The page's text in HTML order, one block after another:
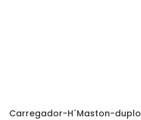
Carregador-H´Maston-duplo